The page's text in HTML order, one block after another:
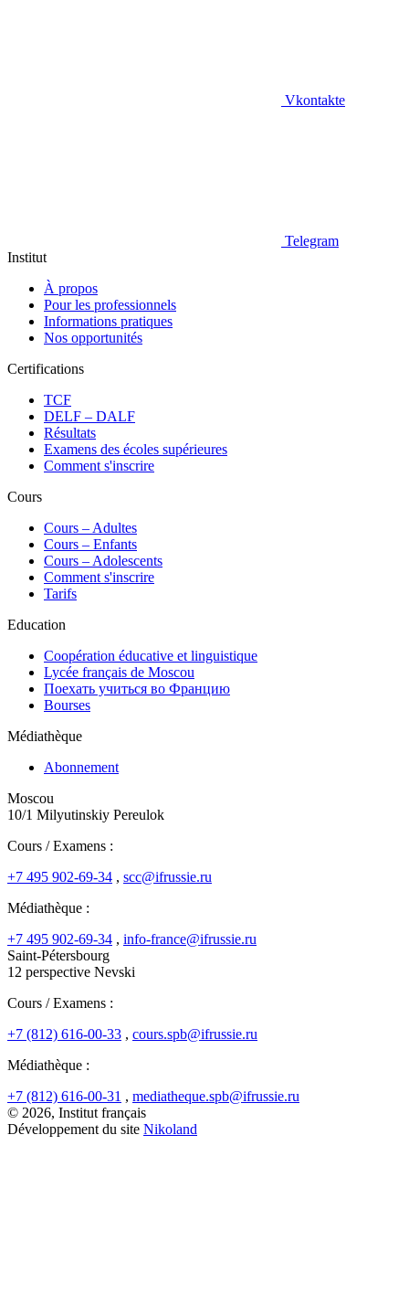
Vkontakte
Telegram
Institut
À propos
Pour les professionnels
Informations pratiques
Nos opportunités
Certifications
TCF
DELF – DALF
Résultats
Examens des écoles supérieures
Comment s'inscrire
Cours
Сours – Adultes
Cours – Enfants
Cours – Adolescents
Comment s'inscrire
Tarifs
Education
Coopération éducative et linguistique
Lycée français de Moscou
Поехать учиться во Францию
Bourses
Médiathèque
Abonnement
Moscou
10/1 Milyutinskiy Pereulok
Cours / Examens :
+7 495 902-69-34 , scc@ifrussie.ru
Médiathèque :
+7 495 902-69-34 , info-france@ifrussie.ru
Saint-Pétersbourg
12 perspective Nevski
Cours / Examens :
+7 (812) 616-00-33 , cours.spb@ifrussie.ru
Médiathèque :
+7 (812) 616-00-31 , mediatheque.spb@ifrussie.ru
© 2026, Institut français
Développement du site Nikoland